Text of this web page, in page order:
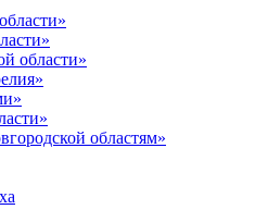
области»
областям»